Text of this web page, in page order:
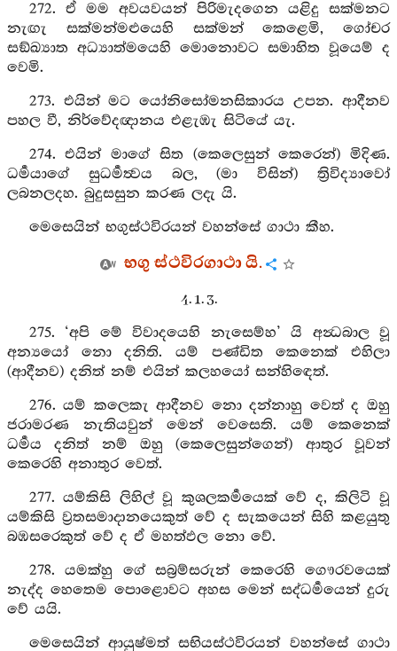
272. ඒ මම අවයවයන් පිරිමැදගෙන යළිදු සක්මනට
නැඟැ සක්මන්මළුයෙහි සක්මන් කෙළෙමි, ගෝචර
සඞ්ඛ්‍යාත අධ්‍යාත්මයෙහි මොනොවට සමාහිත වූයෙම් ද
වෙමි.
273. එයින් මට යෝනිසෝමනසිකාරය උපන. ආදීනව
පහල වී, නිර්වේදඥානය එළැඹැ සිටියේ යැ.
274. එයින් මාගේ සිත (කෙලෙසුන් කෙරෙන්) මිදිණ.
ධර්‍මයාගේ සුධර්‍මත්‍වය බල, (මා විසින්) ත්‍රිවිද්‍යාවෝ
ලබනලදහ. බුදුසසුන කරණ ලදැ යි.
මෙසෙයින් භගුස්ථවිරයන් වහන්සේ ගාථා කීහ.
භගු ස්ථවිරගාථා යි.
4. 1. 3.
275. ‘අපි මේ විවාදයෙහි නැසෙම්හ’ යි අන්‍ධබාල වූ
අන්‍යයෝ නො දනිති. යම් පණ්ඩිත කෙනෙක් එහිලා
(ආදීනව) දනිත් නම් එයින් කලහයෝ සන්හිඳෙත්.
276. යම් කලෙකැ ආදීනව නො දන්නාහු වෙත් ද ඔහු
ජරාමරණ නැතියවුන් මෙන් වෙසෙති. යම් කෙනෙක්
ධර්‍මය දනිත් නම් ඔහු (කෙලෙසුන්ගෙන්) ආතුර වූවන්
කෙරෙහි අනාතුර වෙත්.
277. යම්කිසි ලිහිල් වූ කුශලකර්‍මයෙක් වේ ද, කිලිටි වූ
යම්කිසි ව්‍රතසමාදානයෙකුත් වේ ද සැකයෙන් සිහි කළයුතු
බඹසරෙකුත් වේ ද ඒ මහත්ඵල නො වේ.
278. යමක්හු ගේ සබ්‍රම්සරුන් කෙරෙහි ගෞරවයෙක්
නැද්ද හෙතෙම පොළොවට අහස මෙන් සද්ධර්‍මයෙන් දුරු
වේ යයි.
මෙසෙයින් ආයුෂ්මත් සභියස්ථවිරයන් වහන්සේ ගාථා